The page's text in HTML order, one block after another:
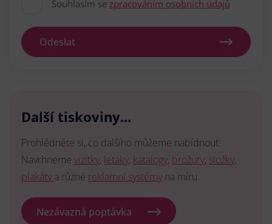
Souhlasím se zpracováním osobních údajů
Odeslat
Další tiskoviny...
Prohlédněte si, co dalšího můžeme nabídnout.
Navrhneme vizitky, letáky, katalogy, brožury, složky,
plakáty a různé reklamní systémy na míru.
Nezávazná poptávka